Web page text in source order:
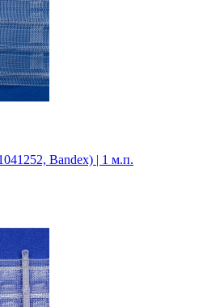
Bandex) | 1 м.п.